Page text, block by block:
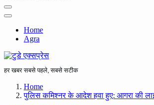
Home
Agra
हर खबर सबसे पहले, सबसे सटीक
Home
पुलिस कमिश्नर के आदेश हवा हुए: आगरा की